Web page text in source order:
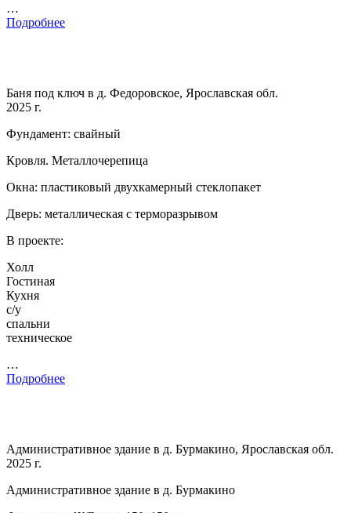
…
Подробнее
Баня под ключ в д. Федоровское, Ярославская обл.
2025 г.
Фундамент: свайный
Кровля. Металлочерепица
Окна: пластиковый двухкамерный стеклопакет
Дверь: металлическая с терморазрывом
В проекте:
Холл
Гостиная
Кухня
с/у
спальни
техническое
…
Подробнее
Административное здание в д. Бурмакино, Ярославская обл.
2025 г.
Административное здание в д. Бурмакино